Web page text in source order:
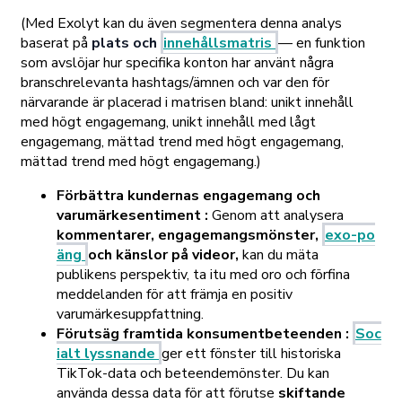
(Med Exolyt kan du även segmentera denna analys
baserat på plats och innehållsmatris — en funktion
som avslöjar hur specifika konton har använt några
branschrelevanta hashtags/ämnen och var den för
närvarande är placerad i matrisen bland: unikt innehåll
med högt engagemang, unikt innehåll med lågt
engagemang, mättad trend med högt engagemang,
mättad trend med högt engagemang.)
Förbättra kundernas engagemang och
varumärkesentiment : Genom att analysera
kommentarer, engagemangsmönster, exo-po
äng och känslor på videor, kan du mäta
publikens perspektiv, ta itu med oro och förfina
meddelanden för att främja en positiv
varumärkesuppfattning.
Förutsäg framtida konsumentbeteenden : Soc
ialt lyssnande ger ett fönster till historiska
TikTok-data och beteendemönster. Du kan
använda dessa data för att förutse skiftande